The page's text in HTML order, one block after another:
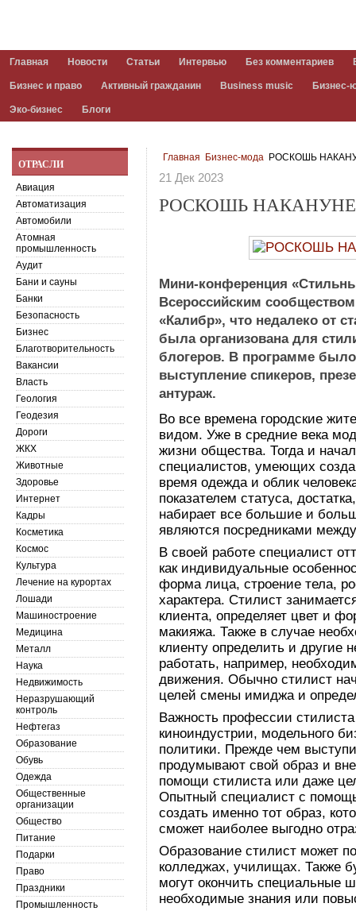
Главная Новости Статьи Интервью Без комментариев
Бизнес и право Активный гражданин Business music Бизнес-
Эко-бизнес Блоги
Главная Бизнес-мода РОСКОШЬ
21 Дек 2023
РОСКОШЬ
Мини-конференция
Всероссийским
«Калибр», что недалеко от
была организована для
блогеров. В программе
выступление спикеров,
антураж.
Во все времена городские
видом. Уже в средние века
жизни общества. Тогда и
специалистов, умеющих
время одежда и облик
показателем статуса,
набирает все большие и
являются посредниками
В своей работе специалист
как индивидуальные
форма лица, строение тела,
характера. Стилист
клиента, определяет цвет и
макияжа. Также в случае
клиенту определить и другие
работать, например,
движения. Обычно стилист
целей смены имиджа и
Важность профессии
киноиндустрии, модельного
политики. Прежде чем
продумывают свой образ и
помощи стилиста или даже
Опытный специалист с
создать именно тот образ,
сможет наиболее выгодно
Образование стилист может
колледжах, училищах. Также
могут окончить специальные
необходимые знания или
ОТРАСЛИ
Авиация
Автоматизация
Автомобили
Атомная
промышленность
Аудит
Бани и сауны
Банки
Безопасность
Бизнес
Благотворительность
Вакансии
Власть
Геология
Геодезия
Дороги
ЖКХ
Животные
Здоровье
Интернет
Кадры
Косметика
Космос
Культура
Лечение на курортах
Лошади
Машиностроение
Медицина
Металл
Наука
Недвижимость
Неразрушающий
контроль
Нефтегаз
Образование
Обувь
Одежда
Общественные
организации
Общество
Питание
Подарки
Право
Праздники
Промышленность